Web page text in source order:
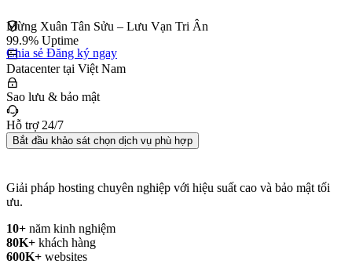
Mừng Xuân Tân Sửu – Lưu Vạn Tri Ân
Chia sẻ Đăng ký ngay
99.9% Uptime
Datacenter tại Việt Nam
Sao lưu & bảo mật
Hỗ trợ 24/7
Bắt đầu khảo sát chọn dịch vụ phù hợp
Giải pháp hosting chuyên nghiệp với hiệu suất cao và bảo mật tối
ưu.
10+ năm kinh nghiệm
80K+ khách hàng
600K+ websites